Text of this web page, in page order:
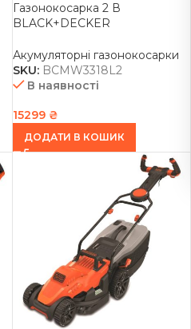
Газонокосарка 2 В
BLACK+DECKER
Акумуляторні газонокосарки
SKU: BCMW3318L2
В наявності
15299 ₴
ДОДАТИ В КОШИК